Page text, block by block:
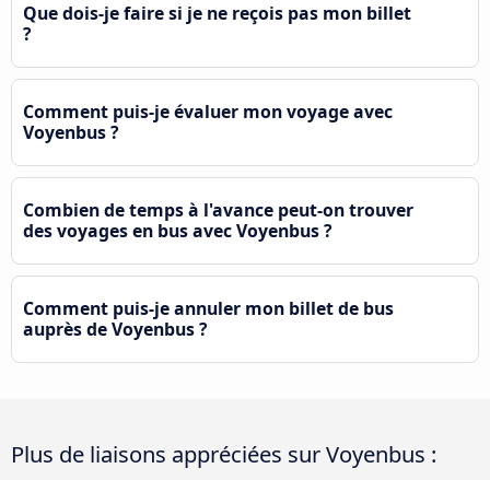
Que dois-je faire si je ne reçois pas mon billet
?
Comment puis-je évaluer mon voyage avec
Voyenbus ?
Combien de temps à l'avance peut-on trouver
des voyages en bus avec Voyenbus ?
Comment puis-je annuler mon billet de bus
auprès de Voyenbus ?
Plus de liaisons appréciées sur Voyenbus :